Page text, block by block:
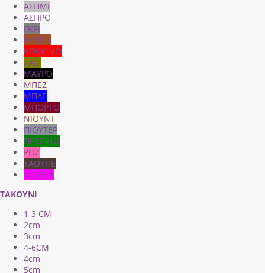
ΑΣΗΜΙ
ΑΣΠΡΟ
ΓΚΡΙ
ΚΑΜΕΛ
ΚΟΚΚΙΝΟ
ΛΑΔΙ
ΜΑΥΡΟ
ΜΠΕΖ
ΜΠΛΕ
ΜΠΟΡΤΟ
ΝΙΟΥΝΤ
ΠΙΟΥΤΕΡ
ΠΡΑΣΙΝΟ
ΡΟΖ
ΤΑΟΥΠΕ
ΦΟΥΞΙΑ
ΤΑΚΟΥΝΙ
1-3 CM
2cm
3cm
4-6CM
4cm
5cm